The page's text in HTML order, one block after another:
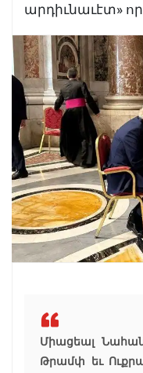
արդիւնաւէտ»
Միացեալ
Թրամփ եւ